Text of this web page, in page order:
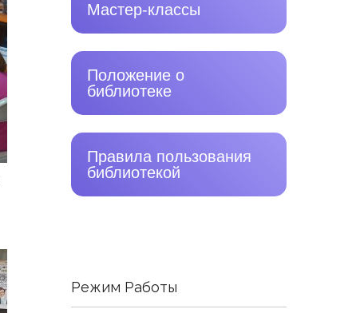
Мастер-классы
Положение о
библиотеке
Правила пользования
библиотекой
Режим Работы